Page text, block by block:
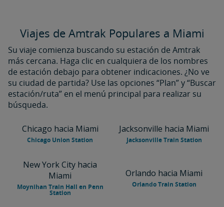
Viajes de Amtrak Populares a Miami
Su viaje comienza buscando su estación de Amtrak
más cercana. Haga clic en cualquiera de los nombres
de estación debajo para obtener indicaciones. ¿No ve
su ciudad de partida? Use las opciones “Plan” y “Buscar
estación/ruta” en el menú principal para realizar su
búsqueda.
Chicago hacia Miami
Chicago Union Station
Jacksonville hacia Miami
Jacksonville Train Station
New York City hacia
Miami
Moynihan Train Hall en Penn
Station
Orlando hacia Miami
Orlando Train Station